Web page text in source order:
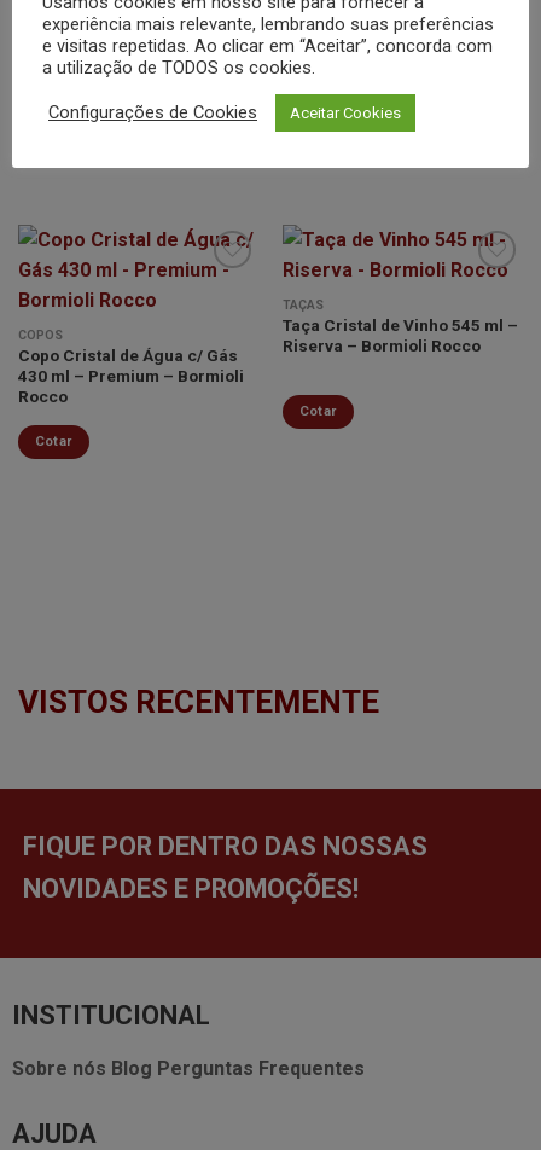
Cotar Cotar
lista de
desejos
COPOS
Copo Cristal de Água c/ Gás
430 ml – Premium – Bormioli
Rocco
Cotar
Minha
lista de
TAÇAS
Taça Cristal de Vinho 545 ml –
Riserva – Bormioli Rocco
Cotar
VISTOS RECENTEMENTE
FIQUE POR DENTRO DAS NOSSAS
NOVIDADES E PROMOÇÕES!
INSTITUCIONAL
Sobre nós Blog Perguntas Frequentes
AJUDA
experiência mais relevante, lembrando suas preferências
e visitas repetidas. Ao clicar em “Aceitar”, concorda com
a utilização de TODOS os cookies.
Configurações de Cookies Aceitar Cookies